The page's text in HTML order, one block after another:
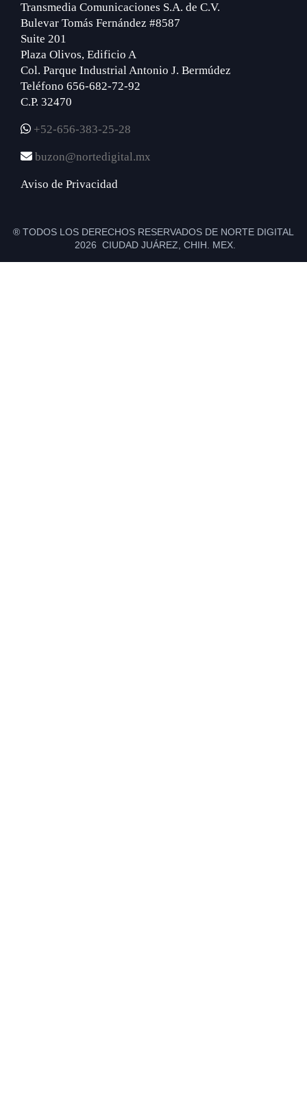
Transmedia Comunicaciones S.A. de C.V.
Bulevar Tomás Fernández #8587
Suite 201
Plaza Olivos, Edificio A
Col. Parque Industrial Antonio J. Bermúdez
Teléfono 656-682-72-92
C.P. 32470
+52-656-383-25-28
buzon@nortedigital.mx
Aviso de Privacidad
® TODOS LOS DERECHOS RESERVADOS DE NORTE DIGITAL
2026 CIUDAD JUÁREZ, CHIH. MEX.